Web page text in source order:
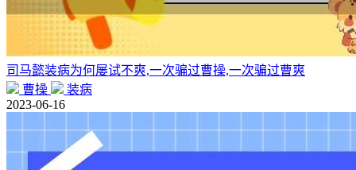
司马懿装病为何屡试不爽,一次骗过曹操,一次骗过曹爽
曹操
装病
2023-06-16